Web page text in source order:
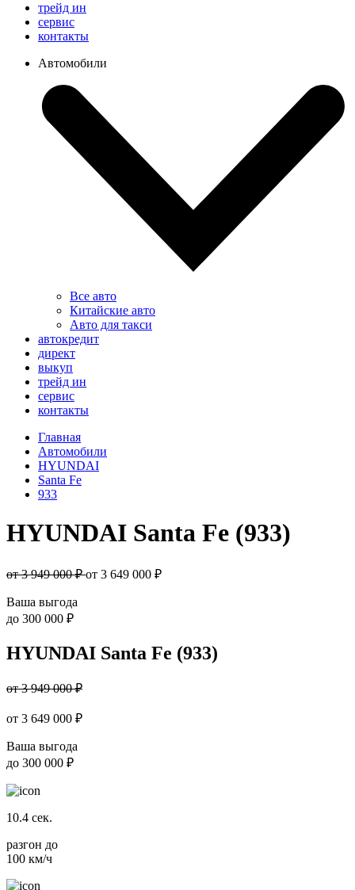
трейд ин
сервис
контакты
Автомобили
Все авто
Китайские авто
Авто для такси
автокредит
директ
выкуп
трейд ин
сервис
контакты
Главная
Автомобили
HYUNDAI
Santa Fe
933
HYUNDAI Santa Fe (933)
от 3 949 000 ₽от 3 649 000 ₽
Ваша выгода
до 300 000 ₽
HYUNDAI Santa Fe (933)
от 3 949 000 ₽
от 3 649 000 ₽
Ваша выгода
до 300 000 ₽
10.4 сек.
разгон до
100 км/ч